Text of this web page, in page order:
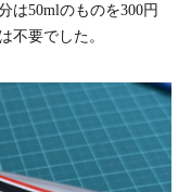
は50mlのものを300円
不要でした。